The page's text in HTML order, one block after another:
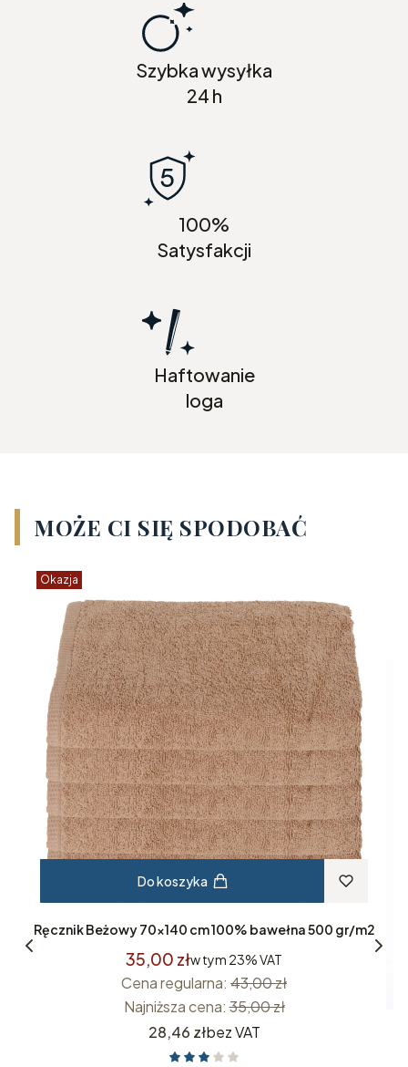
Szybka wysyłka
24 h
100%
Satysfakcji
Haftowanie
loga
MOŻE CI SIĘ SPODOBAĆ
Okazja
Do koszyka
Ręcznik Beżowy 70x140 cm 100% bawełna 500 gr/m2
35,00 złw tym 23%VAT
Cena regularna: 43,00 zł
Najniższa cena: 35,00 zł
Cena
28,46 złbez VAT